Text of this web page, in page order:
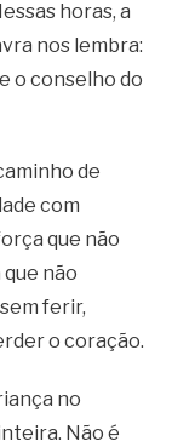
horas, a
nos lembra:
o conselho do
de
com
que não
não
ferir,
o coração.
no
Não é